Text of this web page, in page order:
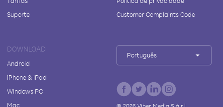
Suporte
Customer Complaints Code
DOWNLOAD
Android
iPhone & iPad
Windows PC
Mac
Português